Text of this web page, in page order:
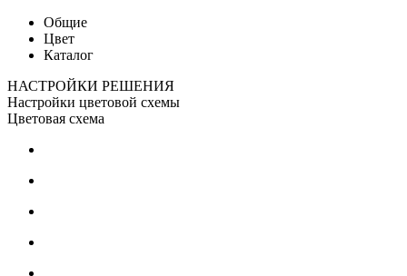
Общие
Цвет
Каталог
НАСТРОЙКИ РЕШЕНИЯ
Настройки цветовой схемы
Цветовая схема